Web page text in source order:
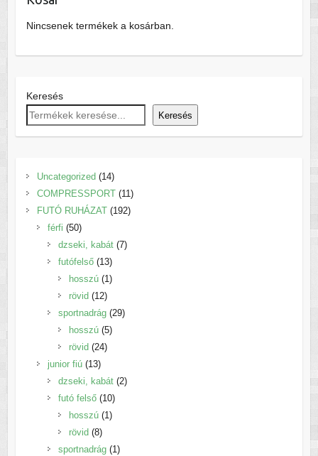
Nincsenek termékek a kosárban.
Keresés
Keresés
Uncategorized 1414
termék
COMPRESSPORT 1111
termék
FUTÓ RUHÁZAT 192192
férfi 5050
termék
dzseki, kabát 77
futófelső 1313
termék
hosszú 11
rövid 1212
termék
sportnadrág 2929
hosszú 55
rövid 2424
junior fiú 1313
termék
dzseki, kabát 22
futó felső 1010
termék
hosszú 11
rövid 88
termék
sportnadrág 11